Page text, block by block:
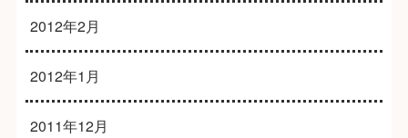
2012年2月
2012年1月
2011年12月